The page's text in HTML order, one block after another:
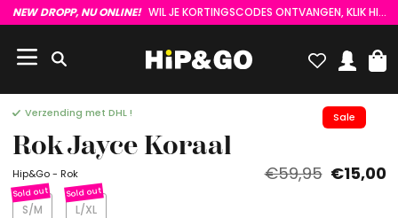
NEW DROPP, NU ONLINE! WIL JE KORTINGSCODES ONTVANGEN, KLIK HIER :)
Sale
Verzending met DHL !
Rok Jayce Koraal
Hip&Go - Rok €59,95 €15,00
S/M L/XL